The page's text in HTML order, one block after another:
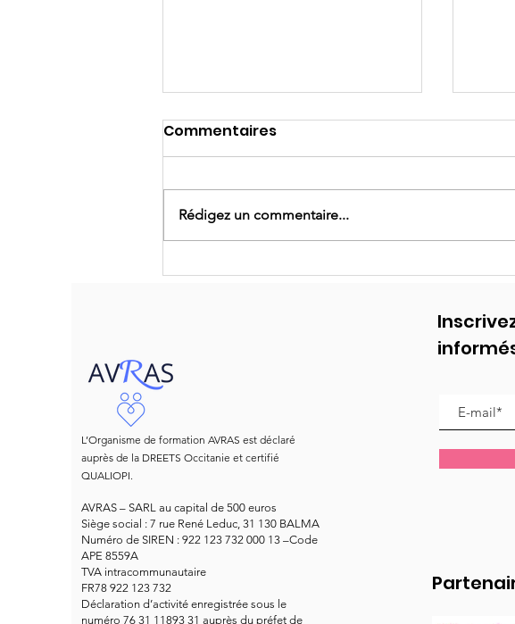
EVARS : de quel combat
Commentaires
Rédigez un commentaire...
L’Organisme de formation AVRAS est déclaré
auprès de la DREETS Occitanie et certifié
QUALIOPI.
AVRAS – SARL au capital de 500 euros
Siège social : 7 rue René Leduc, 31 130 BALMA
Numéro de SIREN : 922 123 732 000 13 –Code
APE 8559A
TVA intracommunautaire
FR78 922 123 732
Déclaration d’activité enregistrée sous le
numéro 76 31 11893 31 auprès du préfet de